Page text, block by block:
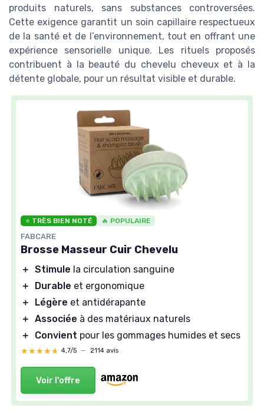
produits naturels, sans substances controversées.
Cette exigence garantit un soin capillaire respectueux
de la santé et de l’environnement, tout en offrant une
expérience sensorielle unique. Les rituels proposés
contribuent à la beauté du chevelu cheveux et à la
détente globale, pour un résultat visible et durable.
⭐ TRÈS BIEN NOTÉ 🔥 POPULAIRE
FABCARE
Brosse Masseur Cuir Chevelu
＋ Stimule la circulation sanguine
＋
Durable et ergonomique
＋
Légère et antidérapante
＋ Associée à des matériaux naturels
＋
Convient pour les gommages humides et secs
★★★★★
★★★★★ 4,7/5 — 2114 avis
Voir l'offre